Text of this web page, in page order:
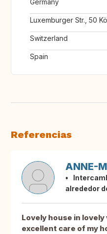
Germany
Luxemburger Str., 50
Switzerland
Spain
Referencias
ANNE-
alrededor
Lovely house in
excellent care of my